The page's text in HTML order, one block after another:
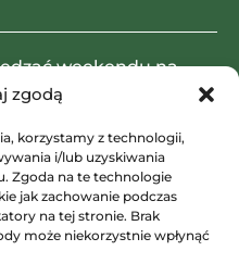
zgodą
korzystamy z technologii,
i/lub uzyskiwania
Zgoda na te technologie
jak zachowanie podczas
na tej stronie. Brak
może niekorzystnie wpłynąć
weekendu na
od poniedziałku do